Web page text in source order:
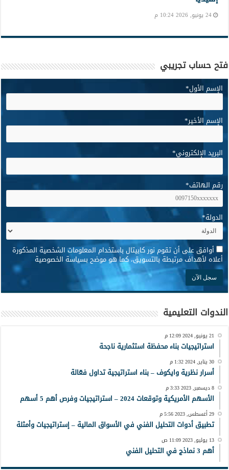
24 يونيو, 2026 10:24 م
فتح حساب تجريبي
الإسم الأول*
الإسم الأخير*
البريد الإلكتروني*
رقم الهاتف*
الدولة*
* أوافق على أن تقوم نور كابيتال باستخدام المعلومات الشخصية المذكورة
أعلاه لأهداف مرتبطة بالتسويق، كما هو موضح بسياسة الخصوصية
الندوات التعليمية
21 يونيو, 2024 12:09 م
استراتيجيات بناء محفظة استثمارية ناجحة
30 يناير, 2024 1:32 م
أسرار نظرية وايكوف – بناء استراتيجية تداول فعّالة
8 ديسمبر, 2023 3:33 م
الأسهم الأمريكية وتوقعات 2024 – استراتيجيات وفرص أهم 5 أسهم
29 أغسطس, 2023 5:56 م
تطبيق أدوات التحليل الفني في الأسواق المالية – إستراتيجيات وأمثلة
13 يوليو, 2023 11:09 ص
أهم 3 نماذج في التحليل الفني